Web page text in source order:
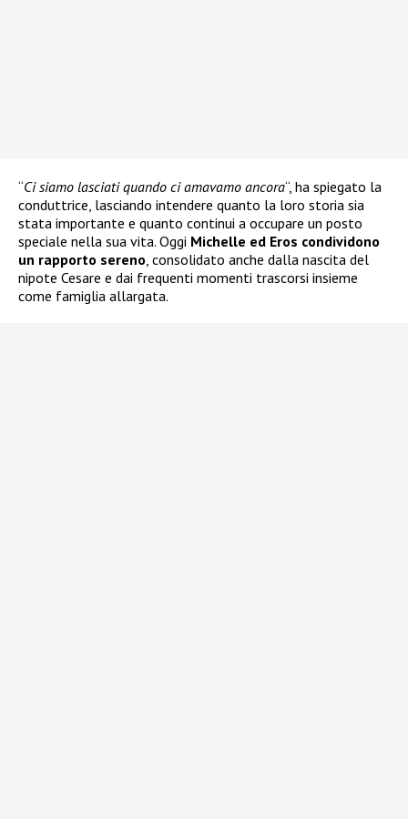
“Ci siamo lasciati quando ci amavamo ancora“, ha spiegato la
conduttrice, lasciando intendere quanto la loro storia sia
stata importante e quanto continui a occupare un posto
speciale nella sua vita. Oggi Michelle ed Eros condividono
un rapporto sereno, consolidato anche dalla nascita del
nipote Cesare e dai frequenti momenti trascorsi insieme
come famiglia allargata.